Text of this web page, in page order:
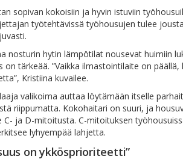
sopivan kokoisiin ja hyvin istuviin
työtehtävissä työhousujen tulee
nosturin hytin lämpötilat nousevat huimiin
on tärkeää. ”Vaikka ilmastointilaite on
Kristiina kuvailee.
valikoima auttaa löytämään itselle
riippumatta. Kokohaitari on suuri, ja
C- ja D-mitoitusta. C-mitoituksen
lyhyempää lahjetta.
on ykkösprioriteetti”